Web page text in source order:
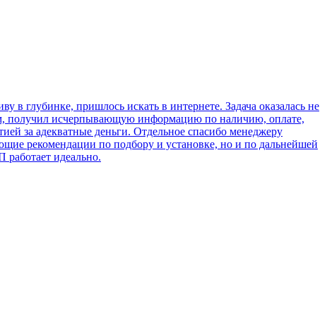
глубинке, пришлось искать в интернете. Задача оказалась не
получил исчерпывающую информацию по наличию, оплате,
за адекватные деньги. Отдельное спасибо менеджеру
рекомендации по подбору и установке, но и по дальнейшей
идеально.